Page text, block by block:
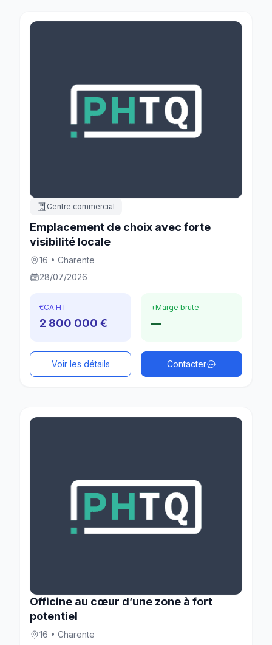
Centre commercial
Emplacement de choix avec forte
visibilité locale
16 • Charente
28/07/2026
€CA HT
2 800 000 €
+Marge brute
—
Voir les détails Contacter
Officine au cœur d’une zone à fort
potentiel
16 • Charente